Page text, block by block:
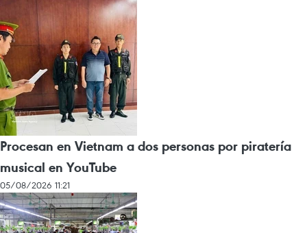
Procesan en Vietnam a dos personas por piratería
musical en YouTube
05/08/2026 11:21